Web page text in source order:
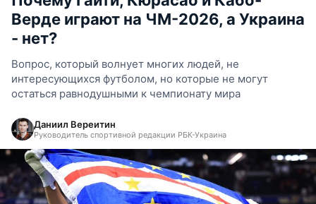
Верде играют на ЧМ-2026, а Украина
- нет?
Вопрос, который волнует многих людей, не
интересующихся футболом, но которые не могут
остаться равнодушными к чемпионату мира
Даниил Вереитин
Руководитель спортивной редакции РБК-Украина